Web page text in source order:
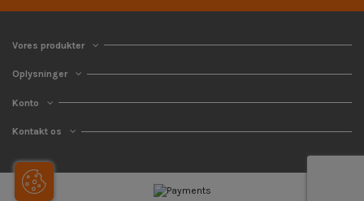
Vores produkter
Oplysninger
Konto
Kontakt os